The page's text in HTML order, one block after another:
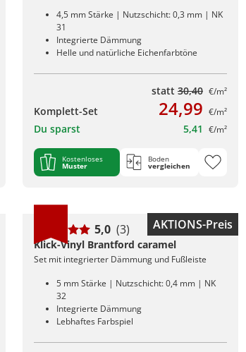
4,5 mm Stärke | Nutzschicht: 0,3 mm | NK
31
Integrierte Dämmung
Helle und natürliche Eichenfarbtöne
statt 30,40 €/m²
Komplett-Set 24,99 €/m²
Du sparst 5,41 €/m²
Kostenloses
Muster
Boden
vergleichen
AKTIONS-Preis
5,0 (3)
Klick-Vinyl Brantford caramel
Set mit integrierter Dämmung und Fußleiste
5 mm Stärke | Nutzschicht: 0,4 mm | NK
32
Integrierte Dämmung
Lebhaftes Farbspiel